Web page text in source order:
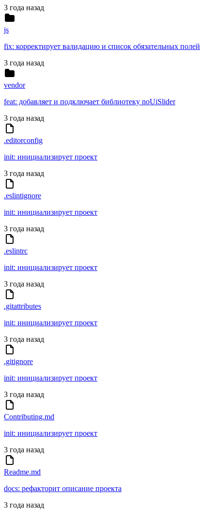
3 года назад
js
fix: корректирует валидацию и список обязательных полей
3 года назад
vendor
feat: добавляет и подключает библиотеку noUiSlider
3 года назад
.editorconfig
init: инициализирует проект
3 года назад
.eslintignore
init: инициализирует проект
3 года назад
.eslintrc
init: инициализирует проект
3 года назад
.gitattributes
init: инициализирует проект
3 года назад
.gitignore
init: инициализирует проект
3 года назад
Contributing.md
init: инициализирует проект
3 года назад
Readme.md
docs: рефакторит описание проекта
3 года назад